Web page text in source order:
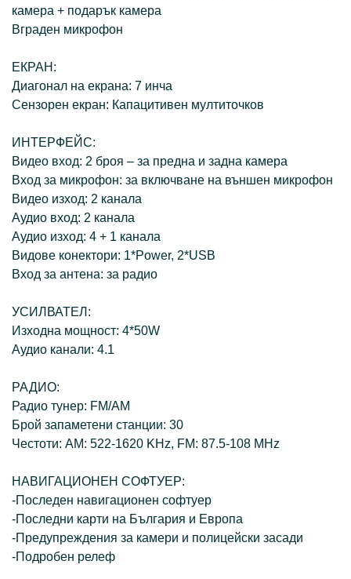
камера + подарък камера
Вграден микрофон
ЕКРАН:
Диагонал на екрана: 7 инча
Сензорен екран: Капацитивен мултиточков
ИНТЕРФЕЙС:
Видео вход: 2 броя – за предна и задна камера
Вход за микрофон: за включване на външен микрофон
Видео изход: 2 канала
Аудио вход: 2 канала
Аудио изход: 4 + 1 канала
Видове конектори: 1*Power, 2*USB
Вход за антена: за радио
УСИЛВАТЕЛ:
Изходна мощност: 4*50W
Аудио канали: 4.1
РАДИО:
Радио тунер: FM/AM
Брой запаметени станции: 30
Честоти: AM: 522-1620 KHz, FM: 87.5-108 MHz
НАВИГАЦИОНЕН СОФТУЕР:
-Последен навигационен софтуер
-Последни карти на България и Европа
-Предупреждения за камери и полицейски засади
-Подробен релеф